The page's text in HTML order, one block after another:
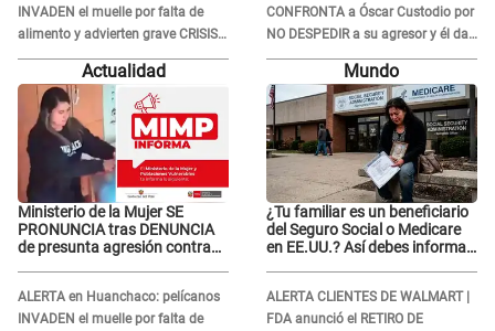
INVADEN el muelle por falta de
alimento y advierten grave CRISIS
en el mar
CONFRONTA a Óscar Custodio por
NO DESPEDIR a su agresor y él da
INDIGNANTE respuesta: "Nadie me
dice qué hacer"
Actualidad
Ministerio de la Mujer SE
PRONUNCIA tras DENUNCIA
de presunta agresión contra
ALERTA en Huanchaco: pelícanos
INVADEN el muelle por falta de
Mundo
¿Tu familiar es un beneficiario
del Seguro Social o Medicare
en EE.UU.? Así debes informar
ALERTA CLIENTES DE WALMART |
FDA anunció el RETIRO DE